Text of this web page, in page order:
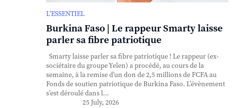
L’ESSENTIEL
Burkina Faso | Le rappeur Smarty laisse
parler sa fibre patriotique
Smarty laisse parler sa fibre patriotique ! Le rappeur (ex-
sociétaire du groupe Yelen) a procédé, au cours de la
semaine, à la remise d’un don de 2,5 millions de FCFA au
Fonds de soutien patriotique de Burkina Faso. L’évènement
s’est déroulé dans l...
25 July, 2026